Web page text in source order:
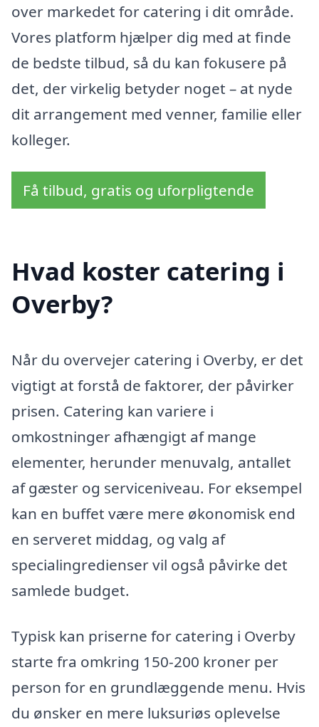
over markedet for catering i dit område.
Vores platform hjælper dig med at finde
de bedste tilbud, så du kan fokusere på
det, der virkelig betyder noget – at nyde
dit arrangement med venner, familie eller
kolleger.
Få tilbud, gratis og uforpligtende
Hvad koster catering i
Overby?
Når du overvejer catering i Overby, er det
vigtigt at forstå de faktorer, der påvirker
prisen. Catering kan variere i
omkostninger afhængigt af mange
elementer, herunder menuvalg, antallet
af gæster og serviceniveau. For eksempel
kan en buffet være mere økonomisk end
en serveret middag, og valg af
specialingredienser vil også påvirke det
samlede budget.
Typisk kan priserne for catering i Overby
starte fra omkring 150-200 kroner per
person for en grundlæggende menu. Hvis
du ønsker en mere luksuriøs oplevelse